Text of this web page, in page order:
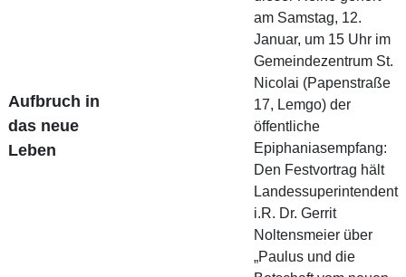
Aufbruch in
das neue
Leben
am Samstag, 12.
Januar, um 15 Uhr im
Gemeindezentrum St.
Nicolai (Papenstraße
17, Lemgo) der
öffentliche
Epiphaniasempfang:
Den Festvortrag hält
Landessuperintendent
i.R. Dr. Gerrit
Noltensmeier über
„Paulus und die